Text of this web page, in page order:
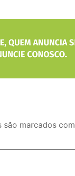
marcados com